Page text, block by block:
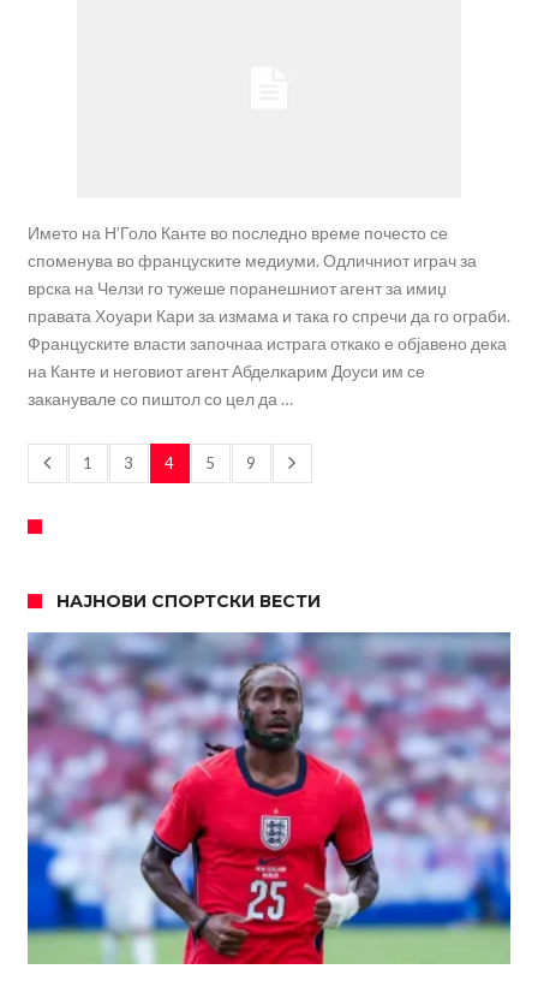
Името на Н’Голо Канте во последно време почесто се
споменува во француските медиуми. Одличниот играч за
врска на Челзи го тужеше поранешниот агент за имиџ
правата Хоуари Кари за измама и така го спречи да го ограби.
Француските власти започнаа истрага откако е објавено дека
на Канте и неговиот агент Абделкарим Доуси им се
заканувале со пиштол со цел да …
1 3 4 5 9
НАЈНОВИ СПОРТСКИ ВЕСТИ